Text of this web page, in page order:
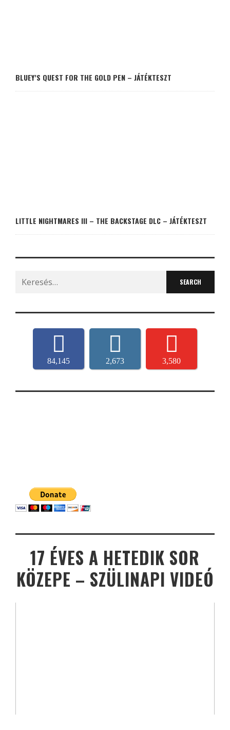
BLUEY’S QUEST FOR THE GOLD PEN – JÁTÉKTESZT
LITTLE NIGHTMARES III – THE BACKSTAGE DLC – JÁTÉKTESZT
Search
for:
84,145 2,673 3,580
17 ÉVES A HETEDIK SOR
KÖZEPE – SZÜLINAPI VIDEÓ